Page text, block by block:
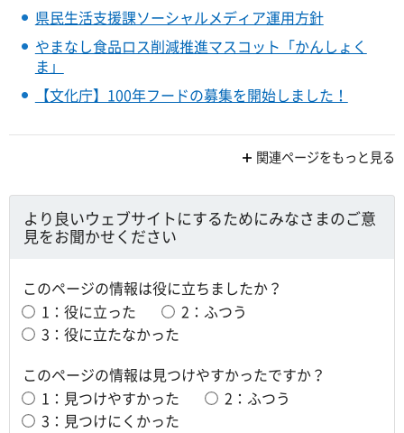
県民生活支援課ソーシャルメディア運用方針
やまなし食品ロス削減推進マスコット「かんしょく
ま」
【文化庁】100年フードの募集を開始しました！
関連ページをもっと見る
より良いウェブサイトにするためにみなさまのご意
見をお聞かせください
このページの情報は役に立ちましたか？
1：役に立った
2：ふつう
3：役に立たなかった
このページの情報は見つけやすかったですか？
1：見つけやすかった
2：ふつう
3：見つけにくかった